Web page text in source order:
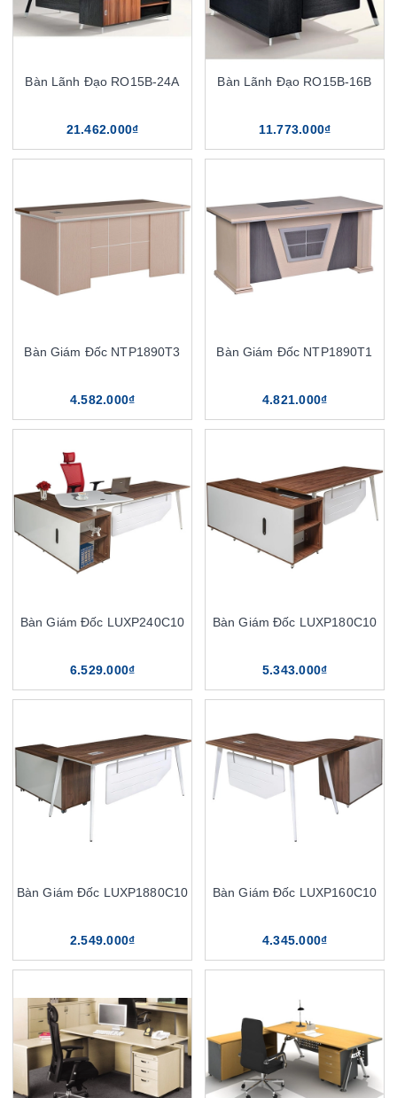
Bàn Lãnh Đạo RO15B-24A
21.462.000₫
Bàn Lãnh Đạo RO15B-16B
11.773.000₫
Bàn Giám Đốc NTP1890T3
4.582.000₫
Bàn Giám Đốc NTP1890T1
4.821.000₫
Bàn Giám Đốc LUXP240C10
6.529.000₫
Bàn Giám Đốc LUXP180C10
5.343.000₫
Bàn Giám Đốc LUXP1880C10
2.549.000₫
Bàn Giám Đốc LUXP160C10
4.345.000₫